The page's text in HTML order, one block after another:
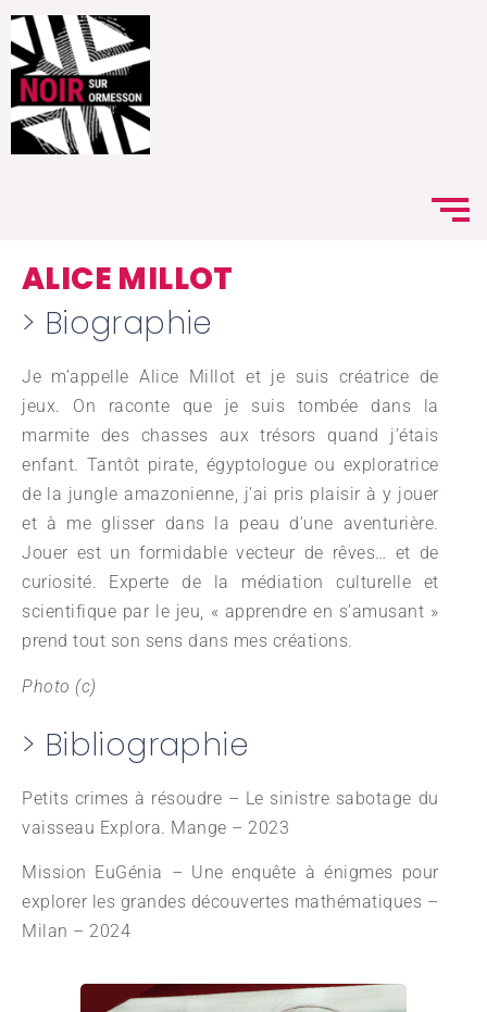
ALICE MILLOT
> Biographie
Je m’appelle Alice Millot et je suis créatrice de
jeux. On raconte que je suis tombée dans la
marmite des chasses aux trésors quand j’étais
enfant. Tantôt pirate, égyptologue ou exploratrice
de la jungle amazonienne, j’ai pris plaisir à y jouer
et à me glisser dans la peau d’une aventurière.
Jouer est un formidable vecteur de rêves… et de
curiosité. Experte de la médiation culturelle et
scientifique par le jeu, « apprendre en s’amusant »
prend tout son sens dans mes créations.
Photo (c)
> Bibliographie
Petits crimes à résoudre – Le sinistre sabotage du
vaisseau Explora. Mange – 2023
Mission EuGénia – Une enquête à énigmes pour
explorer les grandes découvertes mathématiques –
Milan – 2024